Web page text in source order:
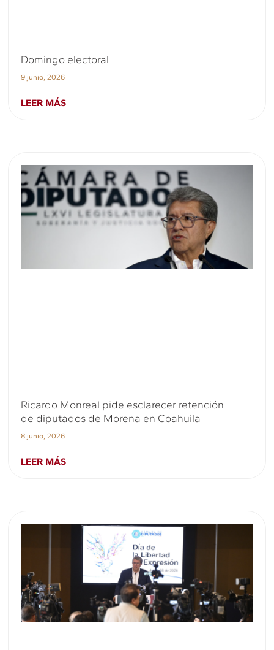
Domingo electoral
9 junio, 2026
LEER MÁS
Ricardo Monreal pide esclarecer retención
de diputados de Morena en Coahuila
8 junio, 2026
LEER MÁS